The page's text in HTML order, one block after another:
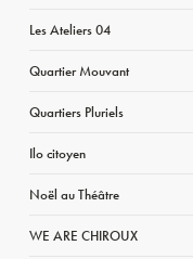
Les Ateliers 04
Quartier Mouvant
Quartiers Pluriels
Ilo citoyen
Noël au Théâtre
WE ARE CHIROUX